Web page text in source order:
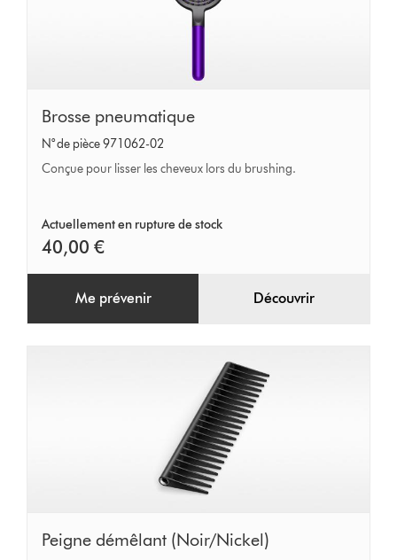
Brosse
pneumatique
Brosse pneumatique
N° de pièce 971062-02
Conçue pour lisser les cheveux lors du brushing.
Actuellement en rupture de stock
40,00 €
Me prévenir Découvrir
Peigne
Peigne démêlant (Noir/Nickel)